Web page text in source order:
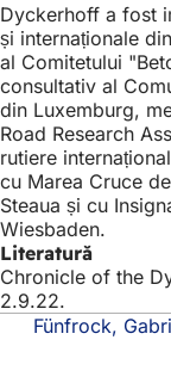
Dyckerhoff a fost
și internaționale
al Comitetului
consultativ al
din Luxemburg,
Road Research
rutiere
cu Marea Cruce
Steaua și cu
Wiesbaden.
Literatură
Chronicle of the
2.9.22.
Fünfrock,